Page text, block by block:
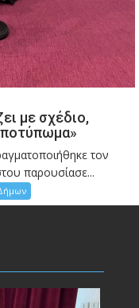
με σχέδιο,
τον
παρουσίασε...